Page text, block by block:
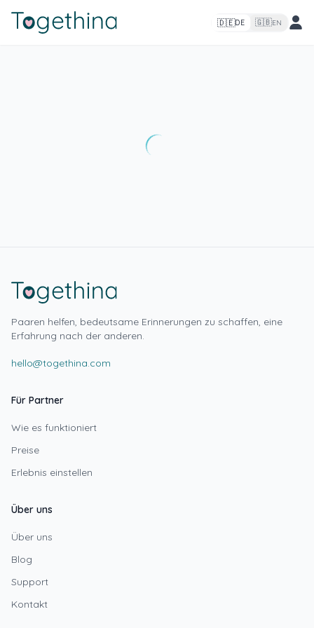
🇩🇪DE 🇬🇧EN
Paaren helfen, bedeutsame Erinnerungen zu schaffen, eine
Erfahrung nach der anderen.
hello@togethina.com
Für Partner
Wie es funktioniert
Preise
Erlebnis einstellen
Über uns
Über uns
Blog
Support
Kontakt